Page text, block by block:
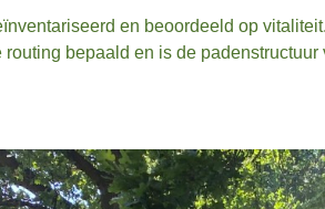
en beoordeeld op
bepaald en is de